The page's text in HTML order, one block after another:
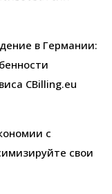
в Германии:
CBilling.eu
с
свои